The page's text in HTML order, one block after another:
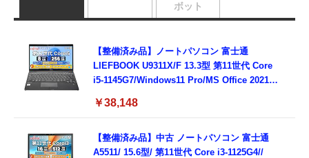
【整備済み品】ノートパソコン 富士通
LIEFBOOK U9311X/F 13.3型 第11世代 Core
i5-1145G7/Windows11 Pro/MS Office 2021搭
Type-C/360度回転対応/有線静音マウス付
8GB,SSD256GB)
￥38,148
【整備済み品】中古 ノートパソコン 富士通
A5511/ 15.6型/ 第11世代 Core i3-1125G4//
ボット